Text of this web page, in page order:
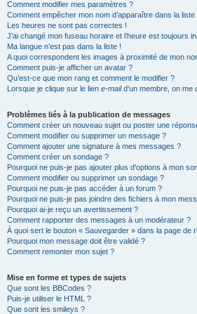
Comment modifier mes paramètres ?
Comment empêcher mon nom d’apparaître dans la
Les heures ne sont pas correctes !
J’ai changé mon fuseau horaire et l’heure est toujours
Ma langue n’est pas dans la liste !
A quoi correspondent les images à proximité de mon
Comment puis-je afficher un avatar ?
Qu’est-ce que mon rang et comment le modifier ?
Lorsque je clique sur le lien e-maild’un membre, on me
Problèmes liés à la publication de messages
Comment créer un nouveau sujet ou poster une
Comment modifier ou supprimer un message ?
Comment ajouter une signature à mes messages ?
Comment créer un sondage ?
Pourquoi ne puis-je pas ajouter plus d’options à mon
Comment modifier ou supprimer un sondage ?
Pourquoi ne puis-je pas accéder à un forum ?
Pourquoi ne puis-je pas joindre des fichiers à mon
Pourquoi ai-je reçu un avertissement ?
Comment rapporter des messages à un modérateur ?
À quoi sert le bouton « Sauvegarder » dans la page de
Pourquoi mon message doit être validé ?
Comment remonter mon sujet ?
Mise en forme et types de sujets
Que sont les BBCodes ?
Puis-je utiliser le HTML ?
Que sont les smileys ?